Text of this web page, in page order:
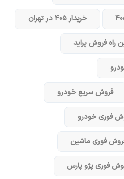
خریدار ۴۰۵ در تهران
راه فروش پراید
فروش سریع خودرو
فوری خودرو
فوری ماشین
فوری پژو پارس